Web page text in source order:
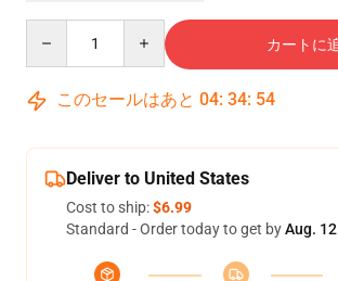
カートに
このセールはあと 04: 34: 54
Deliver to United States
Cost to ship:$6.99
Standard - Order today to get byAug.